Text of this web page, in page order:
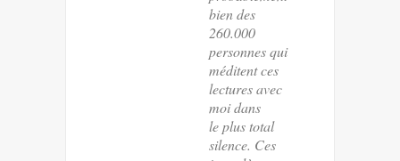
bien des
260.000
personnes qui
méditent ces
lectures avec
moi dans
le plus total
silence. Ces